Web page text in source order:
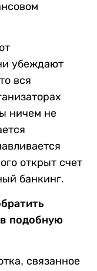
убеждают
вся
ничем не
открыт счет
банкинг.
подобную
связанное